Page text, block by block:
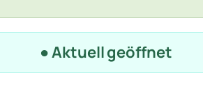
● Aktuell geöffnet